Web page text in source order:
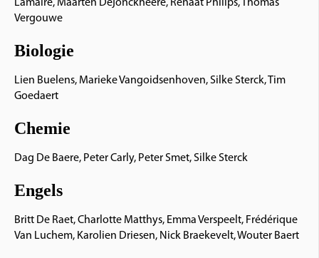
Lamaire, Maarten Dejonckheere, Renaat Philips, Thomas
Vergouwe
Biologie
Lien Buelens, Marieke Vangoidsenhoven, Silke Sterck, Tim
Goedaert
Chemie
Dag De Baere, Peter Carly, Peter Smet, Silke Sterck
Engels
Britt De Raet, Charlotte Matthys, Emma Verspeelt, Frédérique
Van Luchem, Karolien Driesen, Nick Braekevelt, Wouter Baert